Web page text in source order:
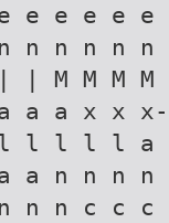
e e e e
n n n n
M M M
a a x x
l l l l a a
a n n n
n n c c